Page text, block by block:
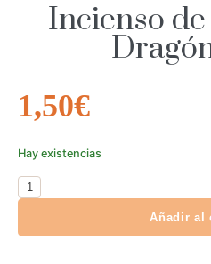
Incienso
1,50€
Hay existencias
Añadir al